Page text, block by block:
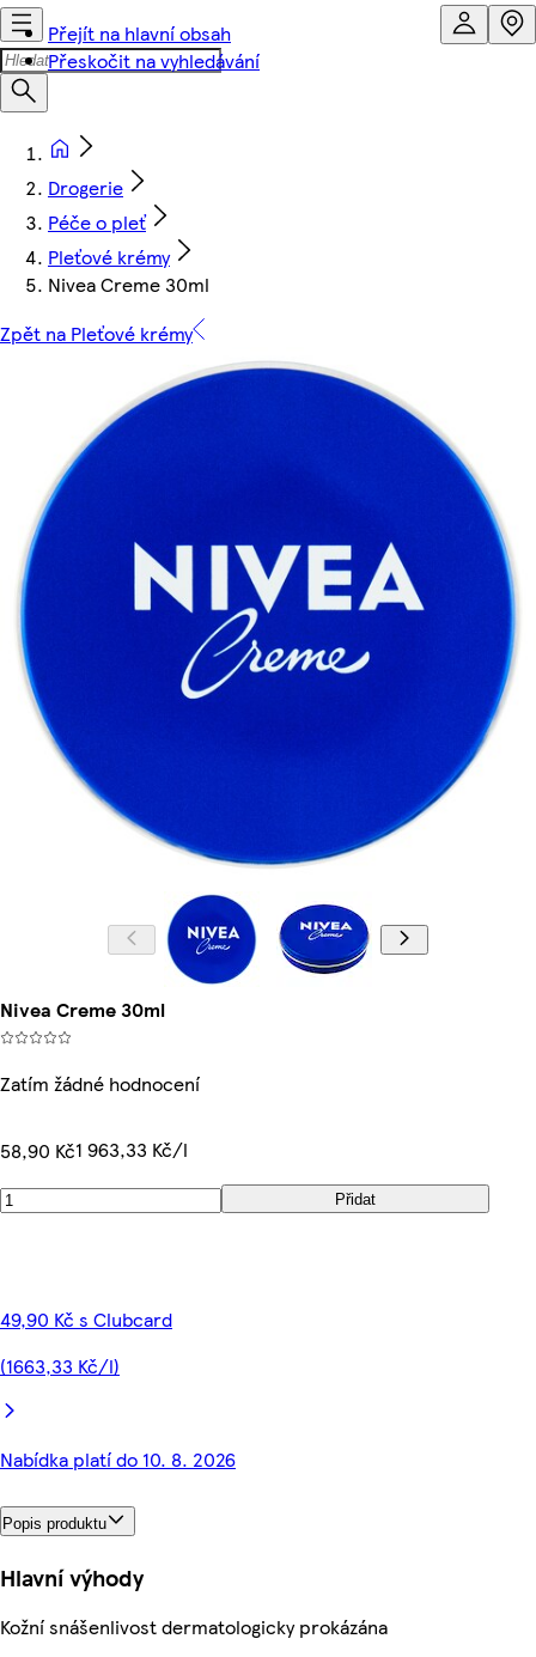
Přejít na hlavní obsah
Přeskočit na vyhledávání
Drogerie
Péče o pleť
Pleťové krémy
Nivea Creme 30ml
Zpět na Pleťové krémy
Nivea Creme 30ml
Zatím žádné hodnocení
58,90 Kč1 963,33 Kč/l
Přidat
49,90 Kč s Clubcard
(1663,33 Kč/l)
Nabídka platí do 10. 8. 2026
Popis produktu
Hlavní výhody
Kožní snášenlivost dermatologicky prokázána